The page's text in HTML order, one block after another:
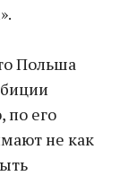
Польша
по его
не как